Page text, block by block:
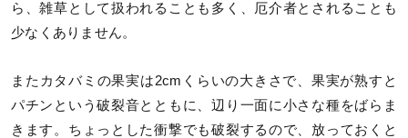
ら、雑草として扱われることも多く、厄介者とされることも
少なくありません。
またカタバミの果実は2cmくらいの大きさで、果実が熟すと
パチンという破裂音とともに、辺り一面に小さな種をばらま
きます。ちょっとした衝撃でも破裂するので、放っておくと